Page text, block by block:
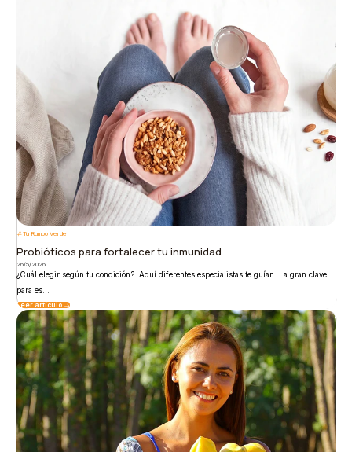
Tu Rumbo Verde
Probióticos para fortalecer tu inmunidad
26/5/2026
¿Cuál elegir según tu condición? Aquí diferentes especialistas te guían. La gran clave
para es...
Leer artículo